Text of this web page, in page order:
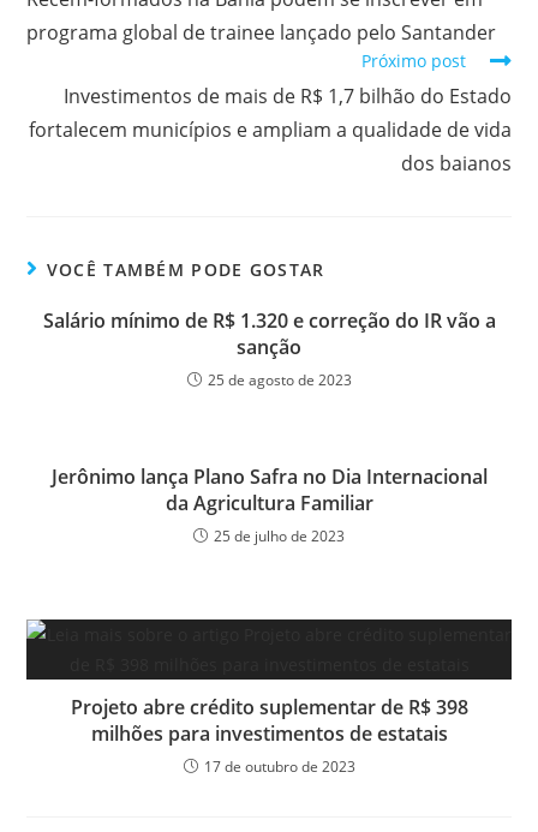
programa global de trainee lançado pelo Santander
Próximo post
Investimentos de mais de R$ 1,7 bilhão do Estado
fortalecem municípios e ampliam a qualidade de vida
dos baianos
VOCÊ TAMBÉM PODE GOSTAR
Salário mínimo de R$ 1.320 e correção do IR vão a
sanção
25 de agosto de 2023
Jerônimo lança Plano Safra no Dia Internacional
da Agricultura Familiar
25 de julho de 2023
Projeto abre crédito suplementar de R$ 398
milhões para investimentos de estatais
17 de outubro de 2023